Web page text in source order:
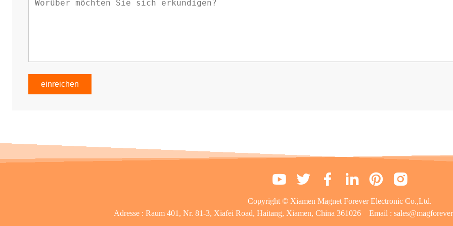
einreichen
Copyright © Xiamen Magnet Forever Electronic Co.,Ltd.
Adresse : Raum 401, Nr. 81-3, Xiafei Road, Haitang, Xiamen, China 361026 Email :